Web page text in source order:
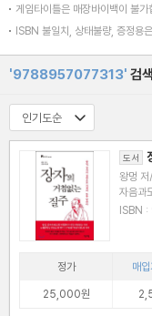
게임타이틀은 매장바이백이 불가
ISBN 불일치, 상태불량, 증정용
'9788957077313' 검
도서
왕멍
자음과
정가 매
25,000원